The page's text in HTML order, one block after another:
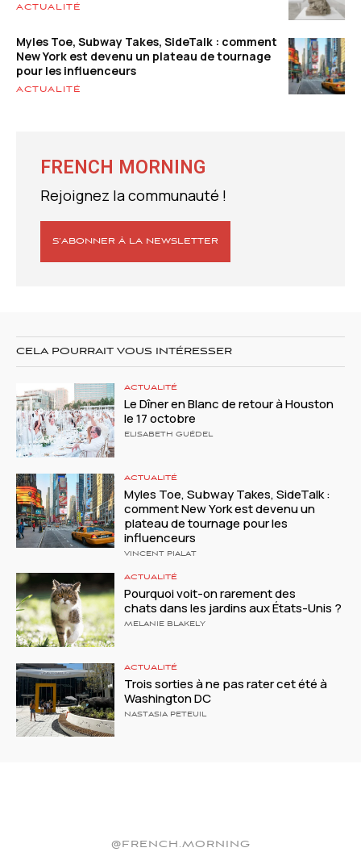
ACTUALITÉ
Myles Toe, Subway Takes, SideTalk : comment
New York est devenu un plateau de tournage
pour les influenceurs
ACTUALITÉ
FRENCH MORNING
Rejoignez la communauté !
S’ABONNER À LA NEWSLETTER
CELA POURRAIT VOUS INTÉRESSER
ACTUALITÉ
Le Dîner en Blanc de retour à Houston
le 17 octobre
ELISABETH GUÉDEL
ACTUALITÉ
Myles Toe, Subway Takes, SideTalk :
comment New York est devenu un
plateau de tournage pour les
influenceurs
VINCENT PIALAT
ACTUALITÉ
Pourquoi voit-on rarement des
chats dans les jardins aux États-Unis ?
MELANIE BLAKELY
ACTUALITÉ
Trois sorties à ne pas rater cet été à
Washington DC
NASTASIA PETEUIL
@FRENCH.MORNING